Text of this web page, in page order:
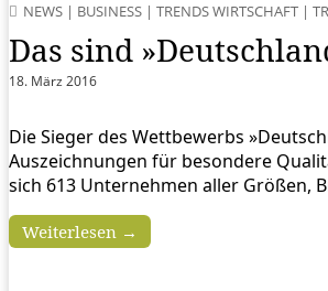
NEWS | BUSINESS | TRENDS WIRTSCHAFT |
Das sind
18. März 2016
Die Sieger des Wettbewerbs
Auszeichnungen für besondere
sich 613 Unternehmen aller Größen,
Weiterlesen →